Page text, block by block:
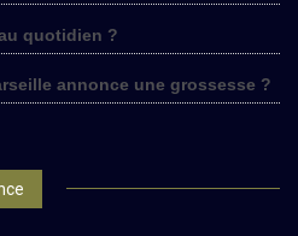
quotidien ?
annonce une grossesse ?